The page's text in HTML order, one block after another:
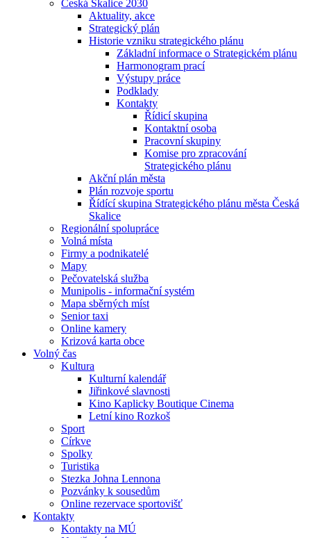
Česká Skalice 2030
Aktuality, akce
Strategický plán
Historie vzniku strategického plánu
Základní informace o Strategickém plánu
Harmonogram prací
Výstupy práce
Podklady
Kontakty
Řídicí skupina
Kontaktní osoba
Pracovní skupiny
Komise pro zpracování
Strategického plánu
Akční plán města
Plán rozvoje sportu
Řídící skupina Strategického plánu města Česká
Skalice
Regionální spolupráce
Volná místa
Firmy a podnikatelé
Mapy
Pečovatelská služba
Munipolis - informační systém
Mapa sběrných míst
Senior taxi
Online kamery
Krizová karta obce
Volný čas
Kultura
Kulturní kalendář
Jiřinkové slavnosti
Kino Kaplicky Boutique Cinema
Letní kino Rozkoš
Sport
Církve
Spolky
Turistika
Stezka Johna Lennona
Pozvánky k sousedům
Online rezervace sportovišť
Kontakty
Kontakty na MÚ